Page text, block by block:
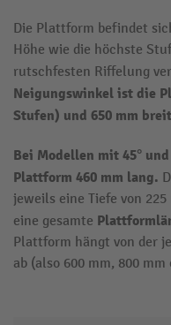
Die Plattform befindet
Höhe wie die höchste
rutschfesten Riffelung
Neigungswinkel ist die
Stufen) und 650 mm breit
Bei Modellen mit 45°
Plattform 460 mm lang.
jeweils eine Tiefe von
eine gesamte
Plattform hängt von der
ab (also 600 mm, 800 mm